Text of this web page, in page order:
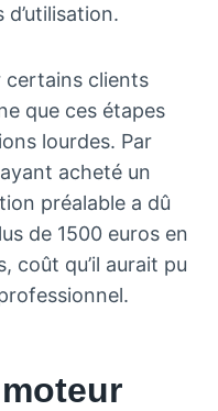
certains clients
que ces étapes
lourdes. Par
acheté un
préalable a dû
de 1500 euros en
coût qu’il aurait pu